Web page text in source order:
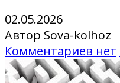
02.05.2026
Автор Sova-kolhoz
Комментариев нет